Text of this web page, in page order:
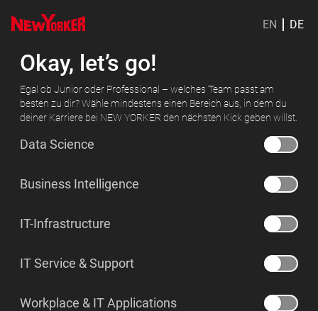
EN DE
Okay, let’s go!
Egal ob Junior oder Professional – welches Team passt am
besten zu dir? Wähle mindestens einen Bereich aus, in dem du
deiner Karriere bei NEW YORKER den nächsten Kick geben willst.
Data Science
Business Intelligence
IT-Infrastructure
IT Service & Support
Workplace & IT Applications